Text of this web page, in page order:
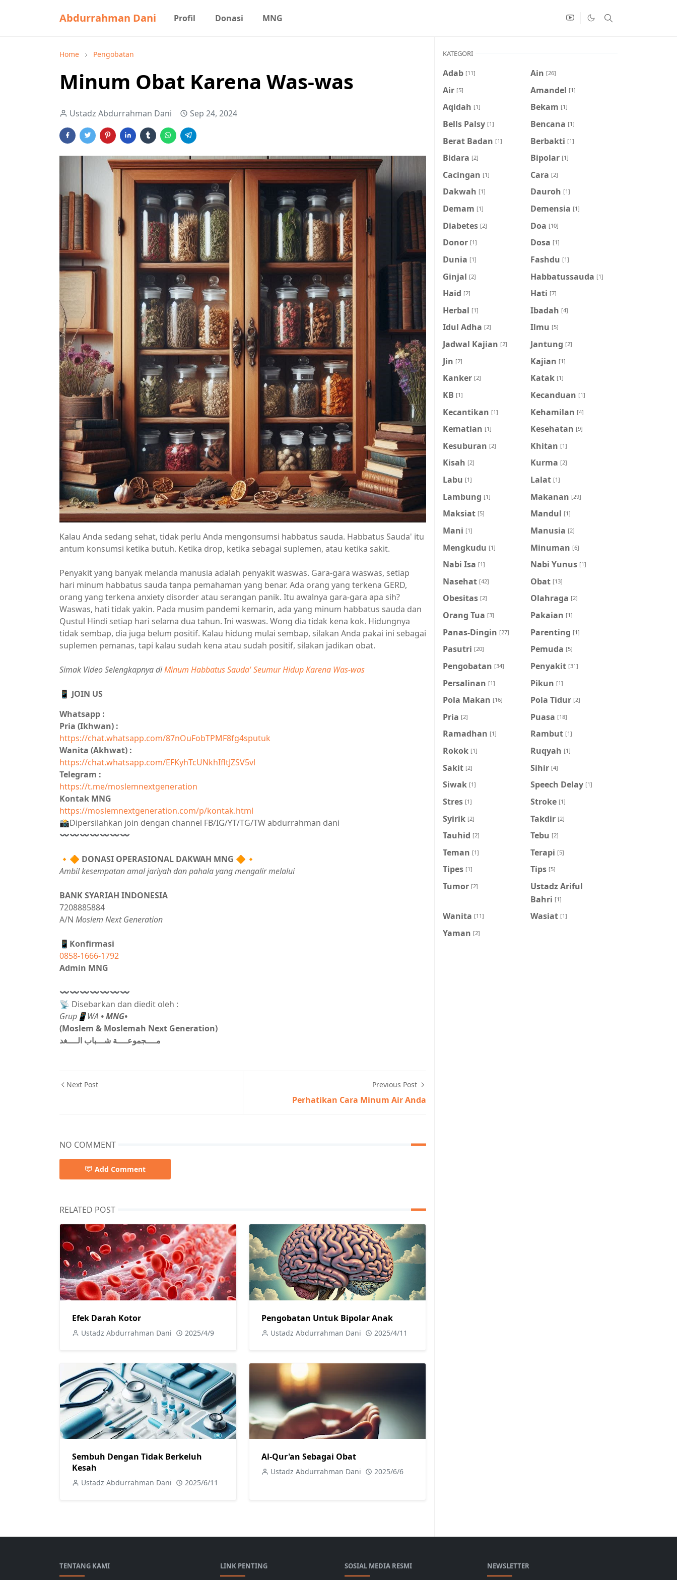
Abdurrahman Dani Profil Donasi MNG
Home Pengobatan
Minum Obat Karena Was-was
Ustadz Abdurrahman Dani Sep 24, 2024
Kalau Anda sedang sehat, tidak perlu Anda mengonsumsi habbatus sauda. Habbatus Sauda' itu
antum konsumsi ketika butuh. Ketika drop, ketika sebagai suplemen, atau ketika sakit.
Penyakit yang banyak melanda manusia adalah penyakit waswas. Gara-gara waswas, setiap
hari minum habbatus sauda tanpa pemahaman yang benar. Ada orang yang terkena GERD,
orang yang terkena anxiety disorder atau serangan panik. Itu awalnya gara-gara apa sih?
Waswas, hati tidak yakin. Pada musim pandemi kemarin, ada yang minum habbatus sauda dan
Qustul Hindi setiap hari selama dua tahun. Ini waswas. Wong dia tidak kena kok. Hidungnya
tidak sembap, dia juga belum positif. Kalau hidung mulai sembap, silakan Anda pakai ini sebagai
suplemen pemanas, tapi kalau sudah kena atau sudah positif, silakan jadikan obat.
Simak Video Selengkapnya diMinum Habbatus Sauda' Seumur Hidup Karena Was-was
📱 JOIN US
Whatsapp :
Pria (Ikhwan) :
https://chat.whatsapp.com/87nOuFobTPMF8fg4sputuk
Wanita (Akhwat) :
https://chat.whatsapp.com/EFKyhTcUNkhIfltJZSV5vl
Telegram :
https://t.me/moslemnextgeneration
Kontak MNG
https://moslemnextgeneration.com/p/kontak.html
📸Dipersilahkan join dengan channel FB/IG/YT/TG/TW abdurrahman dani
〰〰〰〰〰〰〰
🔸🔶 DONASI OPERASIONAL DAKWAH MNG 🔶🔸
Ambil kesempatan amal jariyah dan pahala yang mengalir melalui
BANK SYARIAH INDONESIA
7208885884
A/N Moslem Next Generation
📱Konfirmasi
0858-1666-1792
Admin MNG
〰〰〰〰〰〰〰
📡 Disebarkan dan diedit oleh :
Grup📱WA • MNG•
(Moslem & Moslemah Next Generation)
مــــجموعــــة شـــباب الــــغد
Next Post Previous Post
Perhatikan Cara Minum Air Anda
NO COMMENT
Add Comment
RELATED POST
Efek Darah Kotor
Ustadz Abdurrahman Dani 2025/4/9
Pengobatan Untuk Bipolar Anak
Ustadz Abdurrahman Dani 2025/4/11
Sembuh Dengan Tidak Berkeluh
Kesah
Ustadz Abdurrahman Dani 2025/6/11
Al-Qur'an Sebagai Obat
Ustadz Abdurrahman Dani 2025/6/6
KATEGORI
Adab [11] Ain [26]
Air [5] Amandel [1]
Aqidah [1] Bekam [1]
Bells Palsy [1] Bencana [1]
Berat Badan [1] Berbakti [1]
Bidara [2] Bipolar [1]
Cacingan [1] Cara [2]
Dakwah [1] Dauroh [1]
Demam [1] Demensia [1]
Diabetes [2] Doa [10]
Donor [1] Dosa [1]
Dunia [1] Fashdu [1]
Ginjal [2] Habbatussauda [1]
Haid [2] Hati [7]
Herbal [1] Ibadah [4]
Idul Adha [2] Ilmu [5]
Jadwal Kajian [2] Jantung [2]
Jin [2] Kajian [1]
Kanker [2] Katak [1]
KB [1] Kecanduan [1]
Kecantikan [1] Kehamilan [4]
Kematian [1] Kesehatan [9]
Kesuburan [2] Khitan [1]
Kisah [2] Kurma [2]
Labu [1] Lalat [1]
Lambung [1] Makanan [29]
Maksiat [5] Mandul [1]
Mani [1] Manusia [2]
Mengkudu [1] Minuman [6]
Nabi Isa [1] Nabi Yunus [1]
Nasehat [42] Obat [13]
Obesitas [2] Olahraga [2]
Orang Tua [3] Pakaian [1]
Panas-Dingin [27] Parenting [1]
Pasutri [20] Pemuda [5]
Pengobatan [34] Penyakit [31]
Persalinan [1] Pikun [1]
Pola Makan [16] Pola Tidur [2]
Pria [2] Puasa [18]
Ramadhan [1] Rambut [1]
Rokok [1] Ruqyah [1]
Sakit [2] Sihir [4]
Siwak [1] Speech Delay [1]
Stres [1] Stroke [1]
Syirik [2] Takdir [2]
Tauhid [2] Tebu [2]
Teman [1] Terapi [5]
Tipes [1] Tips [5]
Tumor [2]
Ustadz Ariful
Bahri [1]
Wanita [11] Wasiat [1]
Yaman [2]
TENTANG KAMI LINK PENTING SOSIAL MEDIA RESMI NEWSLETTER